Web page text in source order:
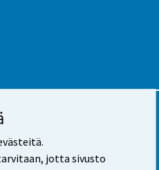
jotta sivusto